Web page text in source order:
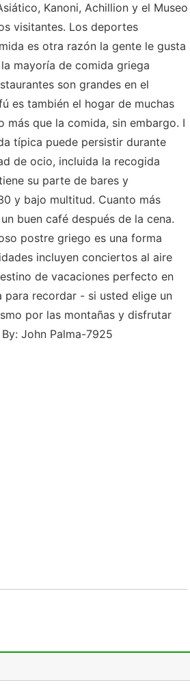
Kanoni, Achillion y el Museo
visitantes. Los deportes
es otra razón la gente le gusta
mayoría de comida griega
son grandes en el
es también el hogar de muchas
que la comida, sin embargo. I
típica puede persistir durante
de ocio, incluida la recogida
su parte de bares y
y bajo multitud. Cuanto más
buen café después de la cena.
postre griego es una forma
incluyen conciertos al aire
de vacaciones perfecto en
para recordar - si usted elige un
por las montañas y disfrutar
John Palma-7925